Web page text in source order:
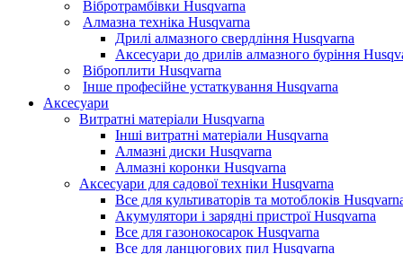
Вібротрамбівки Husqvarna
Алмазна техніка Husqvarna
Дрилі алмазного свердління Husqvarna
Аксесуари до дрилів алмазного буріння
Віброплити Husqvarna
Інше професійне устаткування Husqvarna
Аксесуари
Витратні матеріали Husqvarna
Інші витратні матеріали Husqvarna
Алмазні диски Husqvarna
Алмазні коронки Husqvarna
Аксесуари для садової техніки Husqvarna
Все для культиваторів та мотоблоків
Акумулятори і зарядні пристрої Husqvarna
Все для газонокосарок Husqvarna
Все для ланцюгових пил Husqvarna